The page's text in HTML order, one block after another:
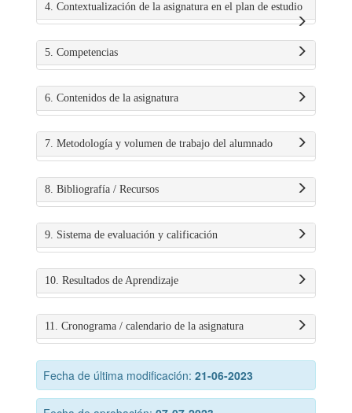
4. Contextualización de la asignatura en el plan de estudio
5. Competencias
6. Contenidos de la asignatura
7. Metodología y volumen de trabajo del alumnado
8. Bibliografía / Recursos
9. Sistema de evaluación y calificación
10. Resultados de Aprendizaje
11. Cronograma / calendario de la asignatura
Fecha de última modificación: 21-06-2023